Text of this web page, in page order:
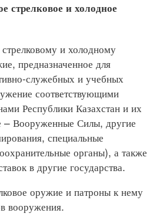
стрелковое и холодное
и холодному
предназначенное для
служебных и учебных
соответствующими
Республики Казахстан и их
– Вооруженные Силы, другие
специальные
органы), а также
в другие государства.
оружие и патроны к нему
вооружения.